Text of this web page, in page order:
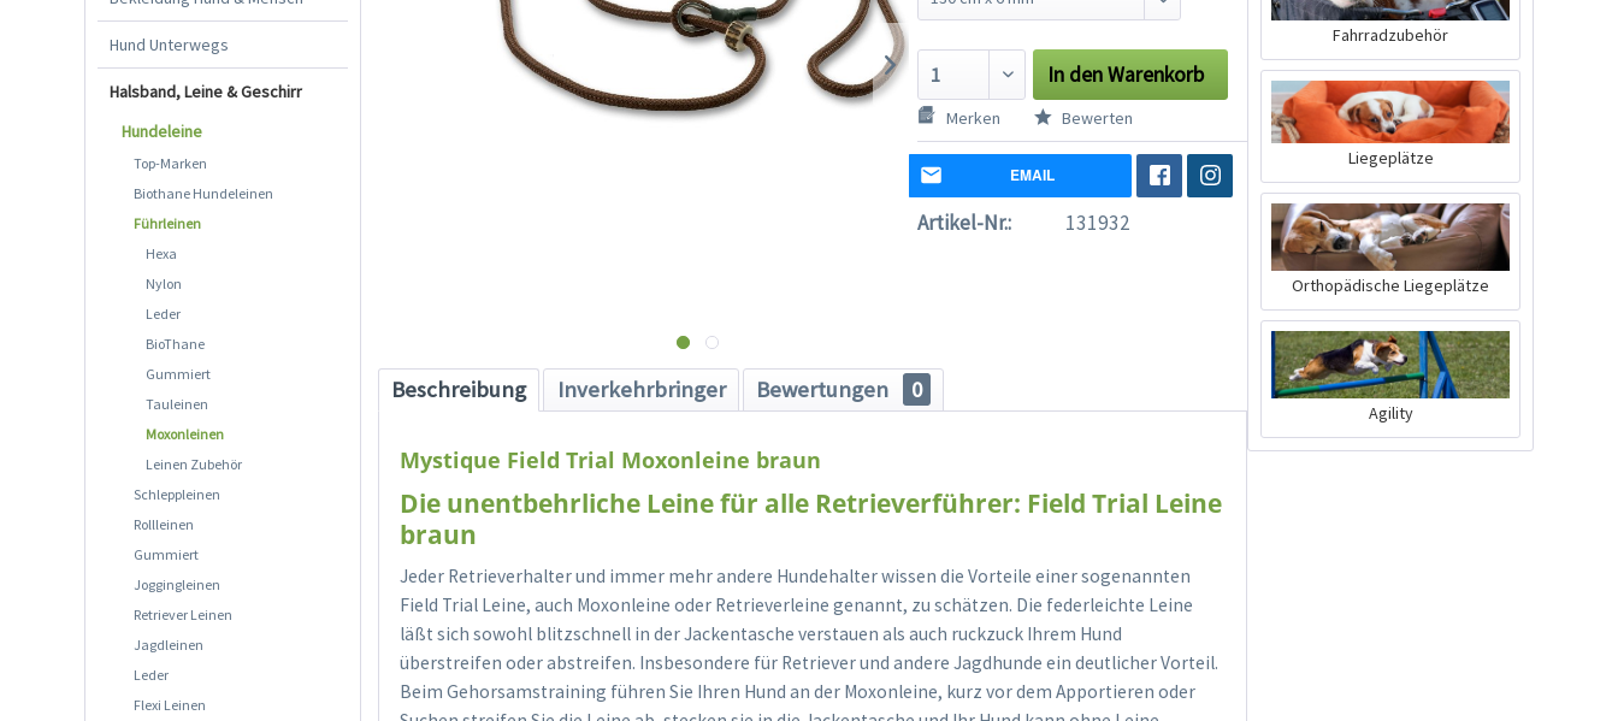
Hund Unterwegs
Halsband, Leine & Geschirr
Hundeleine
Top-Marken
Biothane Hundeleinen
Führleinen
Hexa
Nylon
Leder
BioThane
Gummiert
Tauleinen
Moxonleinen
Leinen Zubehör
Schleppleinen
Rollleinen
Gummiert
Joggingleinen
Retriever Leinen
Jagdleinen
Leder
Flexi Leinen
In den Warenkorb
Merken Bewerten
EMAIL
Artikel-Nr.: 131932
Beschreibung Inverkehrbringer Bewertungen 0
Mystique Field Trial Moxonleine braun
Die unentbehrliche Leine für alle Retrieverführer: Field Trial Leine
braun
Jeder Retrieverhalter und immer mehr andere Hundehalter wissen die Vorteile einer sogenannten
Field Trial Leine, auch Moxonleine oder Retrieverleine genannt, zu schätzen. Die federleichte Leine
läßt sich sowohl blitzschnell in der Jackentasche verstauen als auch ruckzuck Ihrem Hund
überstreifen oder abstreifen. Insbesondere für Retriever und andere Jagdhunde ein deutlicher Vorteil.
Beim Gehorsamstraining führen Sie Ihren Hund an der Moxonleine, kurz vor dem Apportieren oder
Fahrradzubehör
Liegeplätze
Orthopädische Liegeplätze
Agility